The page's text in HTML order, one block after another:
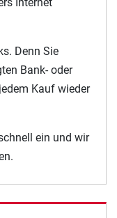
Denn Sie
Bank- oder
Kauf wieder
ein und wir